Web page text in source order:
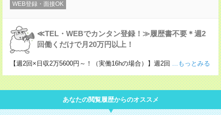
WEB登録・面接OK
≪TEL・WEBでカンタン登録！≫履歴書不要＊週2
回働くだけで月20万円以上！
【週2回×日収2万5600円～！（実働16hの場合）】週2回 ...もっとみる
あなたの閲覧履歴からのオススメ